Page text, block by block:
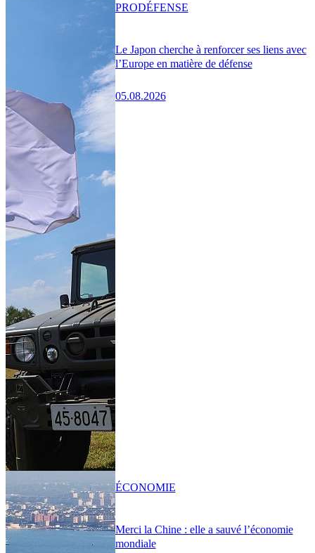
Le Japon cherche à renforcer ses liens avec
l’Europe en matière de défense
05.08.2026
PRODÉFENSE
Merci la Chine : elle a sauvé l’économie
mondiale
ÉCONOMIE